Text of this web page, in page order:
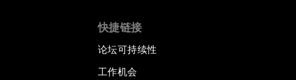
快捷链接
论坛可持续性
工作机会